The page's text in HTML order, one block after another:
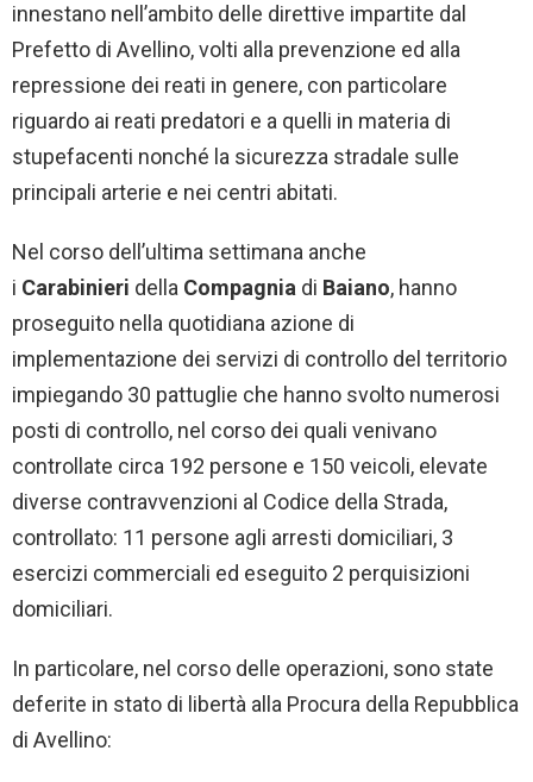
innestano nell’ambito delle direttive impartite dal
Prefetto di Avellino, volti alla prevenzione ed alla
repressione dei reati in genere, con particolare
riguardo ai reati predatori e a quelli in materia di
stupefacenti nonché la sicurezza stradale sulle
principali arterie e nei centri abitati.
Nel corso dell’ultima settimana anche
i Carabinieri della Compagnia di Baiano, hanno
proseguito nella quotidiana azione di
implementazione dei servizi di controllo del territorio
impiegando 30 pattuglie che hanno svolto numerosi
posti di controllo, nel corso dei quali venivano
controllate circa 192 persone e 150 veicoli, elevate
diverse contravvenzioni al Codice della Strada,
controllato: 11 persone agli arresti domiciliari, 3
esercizi commerciali ed eseguito 2 perquisizioni
domiciliari.
In particolare, nel corso delle operazioni, sono state
deferite in stato di libertà alla Procura della Repubblica
di Avellino: